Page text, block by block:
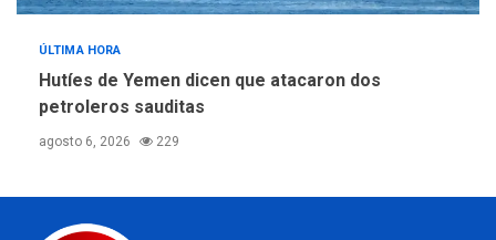
ÚLTIMA HORA
Hutíes de Yemen dicen que atacaron dos
petroleros sauditas
agosto 6, 2026 229